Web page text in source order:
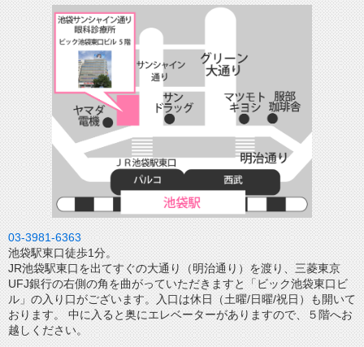
03-3981-6363
池袋駅東口徒歩1分。
JR池袋駅東口を出てすぐの大通り（明治通り）を渡り、三菱東京
UFJ銀行の右側の角を曲がっていただきますと「ビック池袋東口ビ
ル」の入り口がございます。入口は休日（土曜/日曜/祝日）も開いて
おります。 中に入ると奥にエレベーターがありますので、５階へお
越しください。